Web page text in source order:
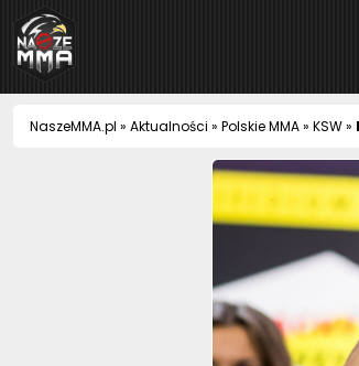
NaszeMMA
NaszeMMA.pl » Aktualności » Polskie MMA» KSW»